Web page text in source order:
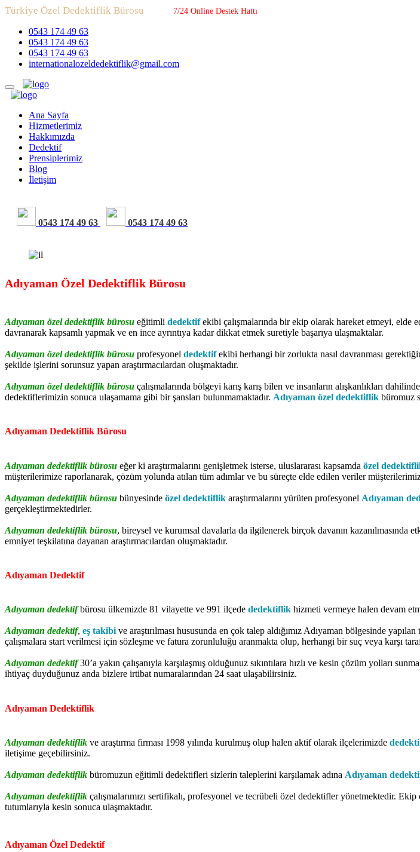
Türkiye Özel Dedektiflik Bürosu 7/24 Online Destek Hattı
0543 174 49 63
0543 174 49 63
0543 174 49 63
internationalozeldedektiflik@gmail.com
Ana Sayfa
Hizmetlerimiz
Hakkımızda
Dedektif
Prensiplerimiz
Blog
İletişim
0543 174 49 63 0543 174 49 63
Adıyaman Özel Dedektiflik Bürosu
Adıyaman özel dedektiflik bürosu eğitimli dedektifekibi çalışmalarında bir ekip olarak hareket etmeyi, elde
davranarak kapsamlı yapmak ve en ince ayrıntıya kadar dikkat etmek suretiyle başarıya ulaşmaktalar.
Adıyaman özel dedektiflik bürosu profesyonel dedektifekibi herhangi bir zorlukta nasıl davranması
şekilde işlerini sorunsuz yapan araştırmacılardan oluşmaktadır.
Adıyaman özel dedektiflik bürosu çalışmalarında bölgeyi karış karış bilen ve insanların alışkanlıkları
dedektiflerimizin sonuca ulaşamama gibi bir şansları bulunmamaktadır. Adıyaman özel dedektiflik büromuz
Adıyaman Dedektiflik Bürosu
Adıyaman dedektiflik bürosu eğer ki araştırmalarını genişletmek isterse, uluslararası kapsamda özel
müşterilerimize raporlanarak, çözüm yolunda atılan tüm adımlar ve bu süreçte elde edilen veriler
Adıyaman dedektiflik bürosu bünyesinde özel dedektiflik araştırmalarını yürüten profesyonel Adıyaman
gerçekleştirmektedirler.
Adıyaman dedektiflik bürosu, bireysel ve kurumsal davalarla da ilgilenerek birçok davanın kazanılmasında
emniyet teşkilatına dayanan araştırmacılardan oluşmaktadır.
Adıyaman Dedektif
Adıyaman dedektifbürosu ülkemizde 81 vilayette ve 991 ilçede dedektiflik hizmeti vermeye halen devam
Adıyaman dedektif, eş takibi ve araştırılması hususunda en çok talep aldığımız Adıyaman bölgesinde
çalışmalara start verilmesi için sözleşme ve fatura zorunluluğu aranmakta olup, herhangi bir suç veya karşı
Adıyaman dedektif30’a yakın çalışanıyla karşılaşmış olduğunuz sıkıntılara hızlı ve kesin çözüm yolları
ihtiyaç duyduğunuz anda bizlere irtibat numaralarından 24 saat ulaşabilirsiniz.
Adıyaman Dedektiflik
Adıyaman dedektiflik ve araştırma firması 1998 yılında kurulmuş olup halen aktif olarak ilçelerimizde
iletişime geçebilirsiniz.
Adıyaman dedektiflik büromuzun eğitimli dedektifleri sizlerin taleplerini karşılamak adına Adıyaman
Adıyaman dedektiflik çalışmalarımızı sertifikalı, profesyonel ve tecrübeli özel dedektifler yönetmektedir. Ekip
tutumlarıyla kesin sonuca ulaşmaktadır.
Adıyaman Özel Dedektif